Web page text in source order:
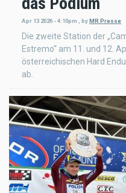
Apr 13 2026 - 4:10pm byMR Presse
Die zweite Station der
Estremo“ am 11. und 12.
österreichischen Hard
ab.